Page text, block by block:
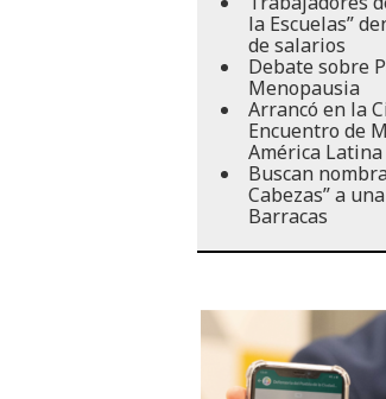
la Escuelas”
de salarios
Debate sobre
Menopausia
Arrancó en la
Encuentro de
América
Buscan
Cabezas” a
Barracas